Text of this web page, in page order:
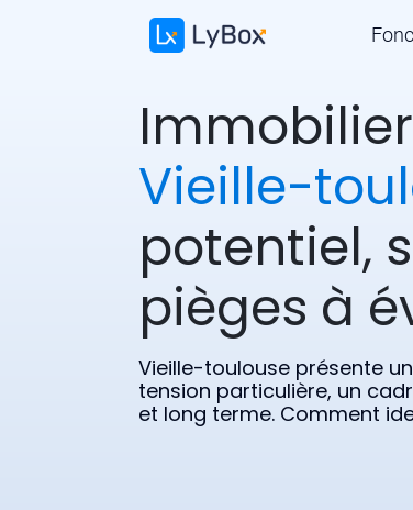
Vieille-
potentiel,
pièges à
Vieille-toulouse présente
tension particulière, un
et long terme. Comment